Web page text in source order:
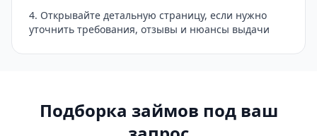
Открывайте детальную страницу, если нужно
уточнить требования, отзывы и нюансы выдачи
Подборка займов под ваш